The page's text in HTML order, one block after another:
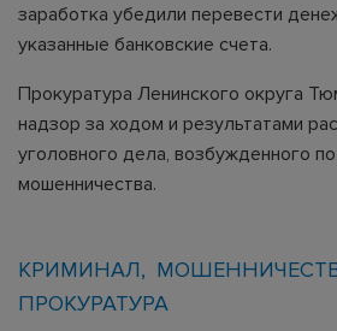
заработка убедили перевести
указанные банковские счета.
Прокуратура Ленинского округа
надзор за ходом и результатами
уголовного дела, возбужденного
мошенничества.
КРИМИНАЛ
ПРОКУРАТУРА